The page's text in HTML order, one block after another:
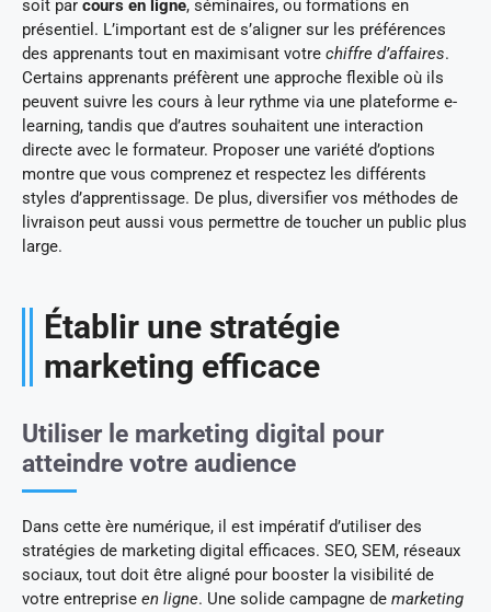
soit par cours en ligne, séminaires, ou formations en
présentiel. L’important est de s’aligner sur les préférences
des apprenants tout en maximisant votre chiffre d’affaires.
Certains apprenants préfèrent une approche flexible où ils
peuvent suivre les cours à leur rythme via une plateforme e-
learning, tandis que d’autres souhaitent une interaction
directe avec le formateur. Proposer une variété d’options
montre que vous comprenez et respectez les différents
styles d’apprentissage. De plus, diversifier vos méthodes de
livraison peut aussi vous permettre de toucher un public plus
large.
Établir une stratégie
marketing efficace
Utiliser le marketing digital pour
atteindre votre audience
Dans cette ère numérique, il est impératif d’utiliser des
stratégies de marketing digital efficaces. SEO, SEM, réseaux
sociaux, tout doit être aligné pour booster la visibilité de
votre entreprise en ligne. Une solide campagne de marketing